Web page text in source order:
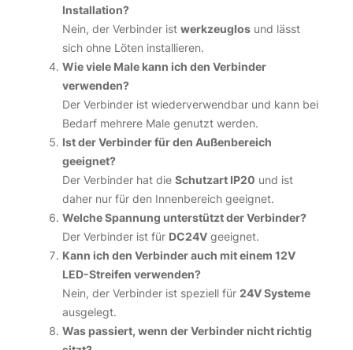
Installation?
Nein, der Verbinder ist werkzeuglos und lässt
sich ohne Löten installieren.
Wie viele Male kann ich den Verbinder
verwenden?
Der Verbinder ist wiederverwendbar und kann bei
Bedarf mehrere Male genutzt werden.
Ist der Verbinder für den Außenbereich
geeignet?
Der Verbinder hat die Schutzart IP20 und ist
daher nur für den Innenbereich geeignet.
Welche Spannung unterstützt der Verbinder?
Der Verbinder ist für DC24V geeignet.
Kann ich den Verbinder auch mit einem 12V
LED-Streifen verwenden?
Nein, der Verbinder ist speziell für 24V Systeme
ausgelegt.
Was passiert, wenn der Verbinder nicht richtig